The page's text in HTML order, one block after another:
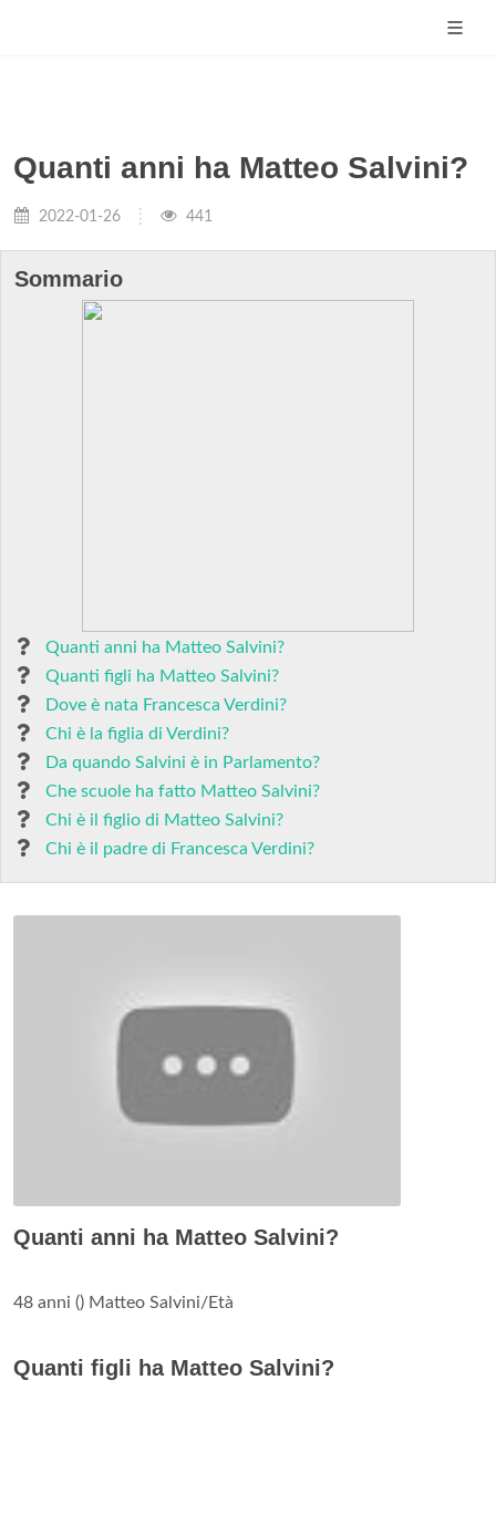
Quanti anni ha Matteo Salvini?
2022-01-26 441
Sommario
Quanti anni ha Matteo Salvini?
Quanti figli ha Matteo Salvini?
Dove è nata Francesca Verdini?
Chi è la figlia di Verdini?
Da quando Salvini è in Parlamento?
Che scuole ha fatto Matteo Salvini?
Chi è il figlio di Matteo Salvini?
Chi è il padre di Francesca Verdini?
Quanti anni ha Matteo Salvini?
48 anni () Matteo Salvini/Età
Quanti figli ha Matteo Salvini?